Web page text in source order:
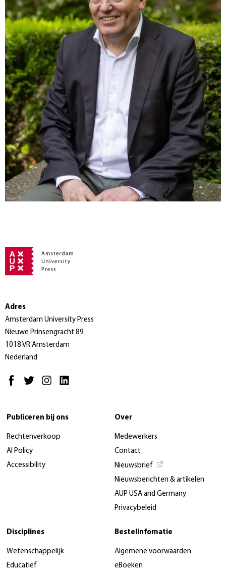
Adres
Amsterdam University Press
Nieuwe Prinsengracht 89
1018 VR Amsterdam
Nederland
Publiceren bij ons
Rechtenverkoop
AI Policy
Accessibility
Over
Medewerkers
Contact
Nieuwsbrief
Nieuwsberichten & artikelen
AUP USA and Germany
Privacybeleid
Disciplines
Wetenschappelijk
Educatief
Bestelinfomatie
Algemene voorwaarden
eBoeken